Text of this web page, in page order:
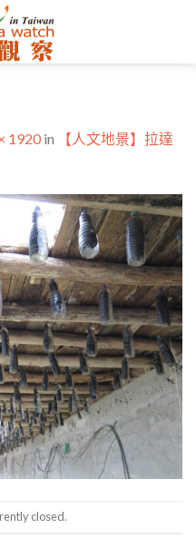
1920 in
【人文地景】拉達
closed.